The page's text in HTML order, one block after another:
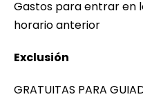
Gastos para entrar en
horario anterior
Exclusión
GRATUITAS PARA